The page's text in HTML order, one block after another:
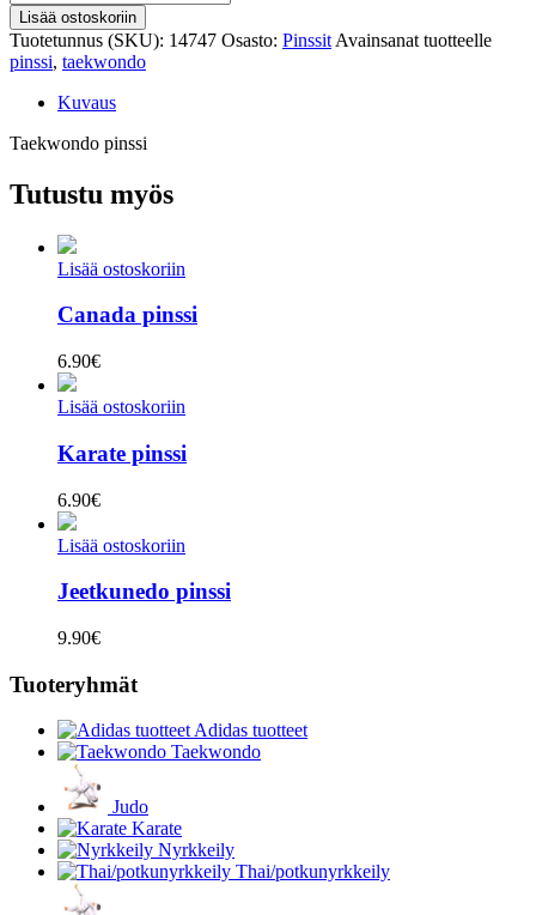
pinssi
määrä
Lisää ostoskoriin
Tuotetunnus (SKU): 14747 Osasto: Pinssit Avainsanat tuotteelle
pinssi, taekwondo
Kuvaus
Taekwondo pinssi
Tutustu myös
Lisää ostoskoriin
Canada pinssi
6.90€
Lisää ostoskoriin
Karate pinssi
6.90€
Lisää ostoskoriin
Jeetkunedo pinssi
9.90€
Tuoteryhmät
Adidas tuotteet
Taekwondo
Judo
Karate
Nyrkkeily
Thai/potkunyrkkeily